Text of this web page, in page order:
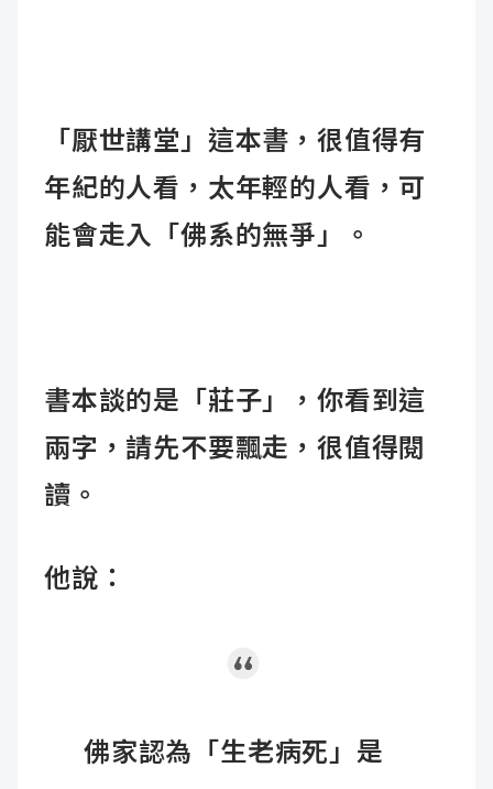
「厭世講堂」這本書，很值得有
年紀的人看，太年輕的人看，可
能會走入「佛系的無爭」。
書本談的是「莊子」，你看到這
兩字，請先不要飄走，很值得閱
讀。
他說：
佛家認為「生老病死」是